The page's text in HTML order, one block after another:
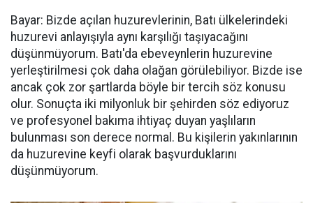
Bayar: Bizde açılan huzurevlerinin, Batı ülkelerindeki
huzurevi anlayışıyla aynı karşılığı taşıyacağını
düşünmüyorum. Batı'da ebeveynlerin huzurevine
yerleştirilmesi çok daha olağan görülebiliyor. Bizde ise
ancak çok zor şartlarda böyle bir tercih söz konusu
olur. Sonuçta iki milyonluk bir şehirden söz ediyoruz
ve profesyonel bakıma ihtiyaç duyan yaşlıların
bulunması son derece normal. Bu kişilerin yakınlarının
da huzurevine keyfi olarak başvurduklarını
düşünmüyorum.